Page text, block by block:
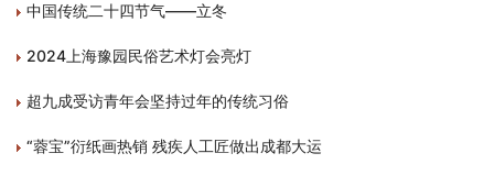
中国传统二十四节气——立冬
2024上海豫园民俗艺术灯会亮灯
超九成受访青年会坚持过年的传统习俗
“蓉宝”衍纸画热销 残疾人工匠做出成都大运